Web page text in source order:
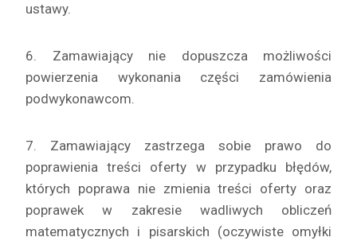
ustawy.
6. Zamawiający nie dopuszcza możliwości
powierzenia wykonania części zamówienia
podwykonawcom.
7. Zamawiający zastrzega sobie prawo do
poprawienia treści oferty w przypadku błędów,
których poprawa nie zmienia treści oferty oraz
poprawek w zakresie wadliwych obliczeń
matematycznych i pisarskich (oczywiste omyłki